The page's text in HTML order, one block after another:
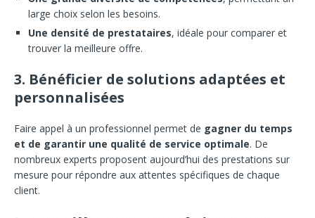
large choix selon les besoins.
Une densité de prestataires, idéale pour comparer et
trouver la meilleure offre.
3. Bénéficier de solutions adaptées et
personnalisées
Faire appel à un professionnel permet de gagner du temps
et de garantir une qualité de service optimale. De
nombreux experts proposent aujourd’hui des prestations sur
mesure pour répondre aux attentes spécifiques de chaque
client.